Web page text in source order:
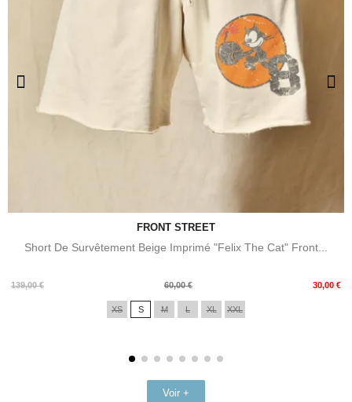
FRONT STREET
Short De Survêtement Beige Imprimé "Felix The Cat" Front...
139,00 €
Prix
60,00 € 30,00 €
Prix
XS S M L XL XXL
Voir +